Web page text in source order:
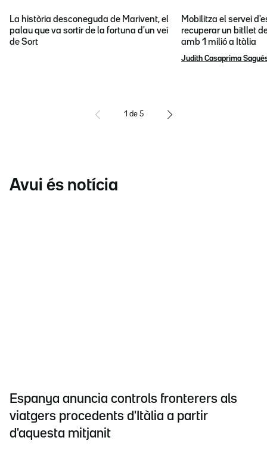
La història desconeguda de Marivent, el
palau que va sortir de la fortuna d'un veí
de Sort
Mobilitza el servei
recuperar un bitllet
amb 1 milió a Itàlia
Judith Casaprima
1 de 5
Avui és notícia
Espanya anuncia controls fronterers als
viatgers procedents d'Itàlia a partir
d'aquesta mitjanit